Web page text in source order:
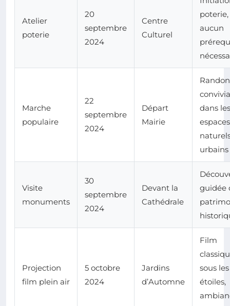
Atelier
poterie
20
septembre
2024
Centre
Culturel
poterie,
aucun
Marche
populaire
22
septembre
2024
Départ
Mairie
dans les
espaces
urbains
Visite
monuments
30
septembre
2024
Devant la
Cathédrale
guidée
Projection
film plein air
5 octobre
2024
Jardins
d’Automne
Film
sous les
étoiles,